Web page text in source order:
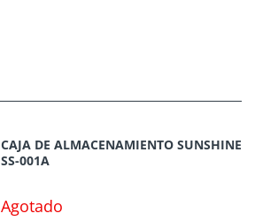
CAJA DE ALMACENAMIENTO SUNSHINE
SS-001A
Agotado